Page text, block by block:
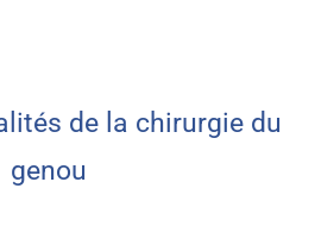
de la chirurgie du
genou